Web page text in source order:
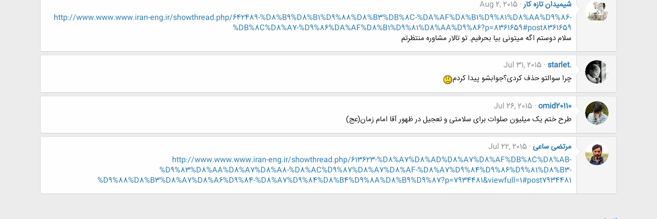
شیمیدان تازه کار Aug 2, 2015
http://www.www.www.iran-eng.ir/showthread.php/642489-%D8%B9%D8%B1%D9%88%D8%B3%DB%8C-%DA%AF%D8%B1%D9%81%D8%AA%D9%86-
%DB%8C%D8%A7-%D9%86%DA%AF%D8%B1%D9%81%D8%AA%D9%86?p=8361659#post8361659
سلام دوستم اگه میتونی بیا بحرفیم. تو تالار مشاوره منتظرتم
starlet.
Jul 31, 2015
چرا سوالتو حذف کردی؟جوابشو پیدا کردم
omid20110
Jul 26, 2015
طرح ختم یک میلیون صلوات برای سلامتی و تعجیل در ظهور آقا امام زمان(عج)
مرتضی ساعی Jul 22, 2015
http://www.www.www.iran-eng.ir/showthread.php/613623-%D8%A7%D8%AD%D8%A7%D8%AF%DB%8C%D8%AB-
%D9%83%D8%AA%D8%A7%D8%A8-%D8%AC%D9%87%D8%A7%D8%AF-%D8%A7%D9%84%D9%86%D9%81%D8%B3-
%D9%88%D8%B3%D8%A7%D8%A6%D9%84-%D8%A7%D9%84%D8%B4%D9%8A%D8%B9%D9%87?p=7934481&viewfull=1#post7934481